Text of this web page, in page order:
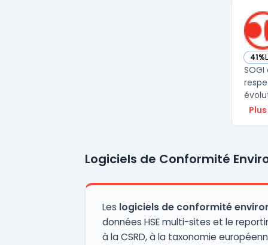
41%
—
Logiciels de Conformité
Les logiciels de conformité
données HSE multi-sites et le
à la CSRD, à la taxonomie